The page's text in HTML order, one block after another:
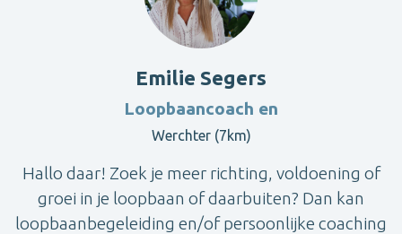
Emilie Segers
Loopbaancoach en
Werchter (7km)
Hallo daar! Zoek je meer richting, voldoening of
groei in je loopbaan of daarbuiten? Dan kan
loopbaanbegeleiding en/of persoonlijke coaching